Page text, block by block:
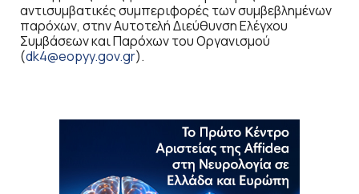
αντισυμβατικές συμπεριφορές των συμβεβλημένων
παρόχων, στην Αυτοτελή Διεύθυνση Ελέγχου
Συμβάσεων και Παρόχων του Οργανισμού
(dk4@eopyy.gov.gr).